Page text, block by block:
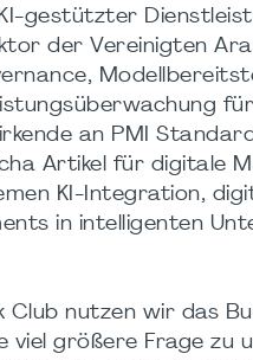
gestützter
der Vereinigten
an PMI
Artikel für digitale
KI-Integration,
in intelligenten
Club nutzen wir das
viel größere Frage zu